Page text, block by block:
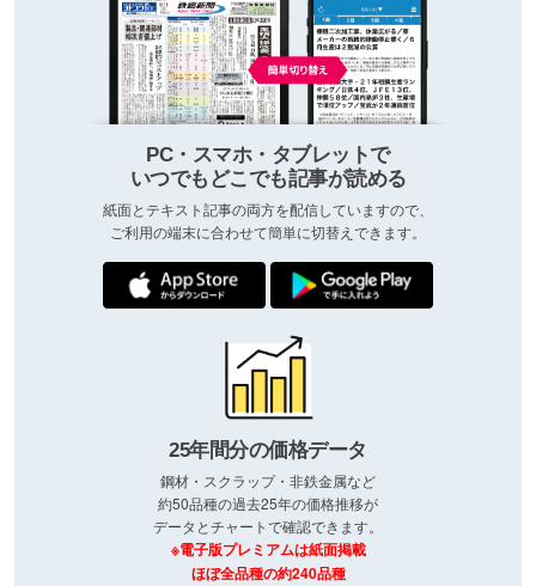
PC・スマホ・タブレットで
いつでもどこでも記事が読める
紙面とテキスト記事の両方を配信していますので、
ご利用の端末に合わせて簡単に切替えできます。
25年間分の価格データ
鋼材・スクラップ・非鉄金属など
約50品種の過去25年の価格推移が
データとチャートで確認できます。
※電子版プレミアムは紙面掲載
ほぼ全品種の約240品種